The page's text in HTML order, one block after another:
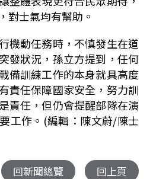
對士氣均有幫助。
機動任務時，不慎發生在道
發狀況，孫立方提到，任何
備訓練工作的本身就具高度
責任保障國家安全，努力訓
責任，但仍會提醒部隊在演
工作。(編輯：陳文蔚/陳士
回新聞總覽 回上頁